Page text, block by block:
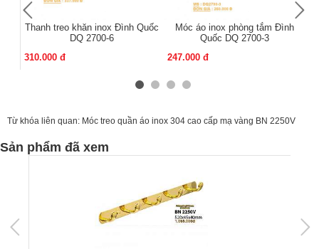
Thanh treo khăn inox Đình Quốc
DQ 2700-6
310.000 đ
Móc áo inox phòng tắm Đình
Quốc DQ 2700-3
247.000 đ
Từ khóa liên quan: Móc treo quần áo inox 304 cao cấp mạ vàng BN 2250V
Sản phẩm đã xem